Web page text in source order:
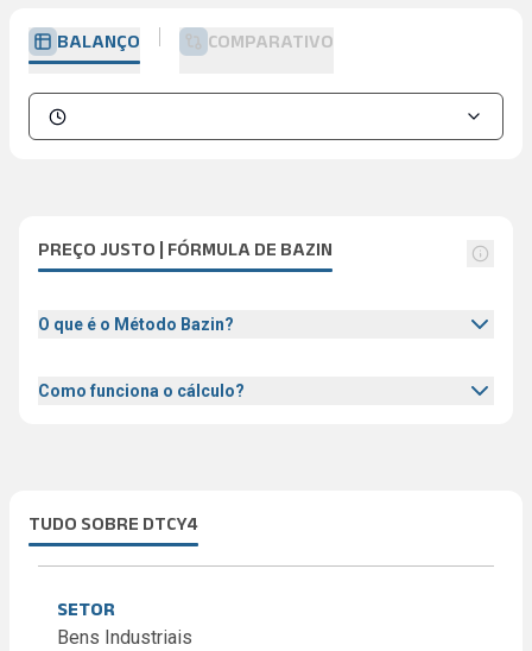
BALANÇO COMPARATIVO
PREÇO JUSTO | FÓRMULA DE BAZIN
O que é o Método Bazin?
Como funciona o cálculo?
TUDO SOBRE DTCY4
SETOR
Bens Industriais